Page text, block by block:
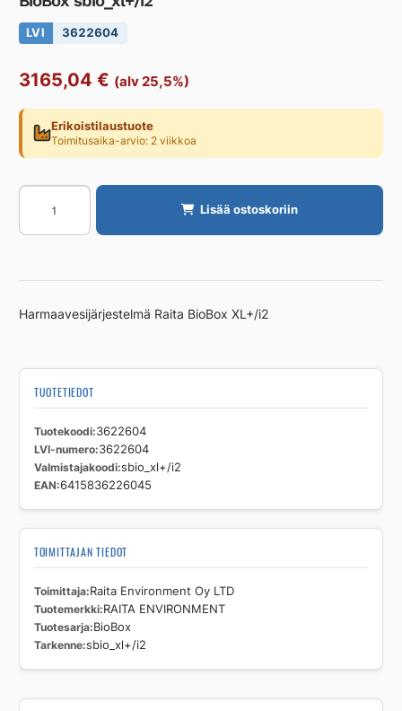
LVI 3622604
3165,04 € (alv 25,5%)
Erikoistilaustuote
Toimitusaika-arvio: 2 viikkoa
Harmaavesijärjestelmä
ENVIRONMENT
sbio_xl+/i2
Lisää ostoskoriin
Harmaavesijärjestelmä Raita BioBox XL+/i2
TUOTETIEDOT
Tuotekoodi 3622604
LVI-numero 3622604
Valmistajakoodi sbio_xl+/i2
EAN 6415836226045
TOIMITTAJAN TIEDOT
Toimittaja Raita Environment Oy LTD
Tuotemerkki RAITA ENVIRONMENT
Tuotesarja BioBox
Tarkenne sbio_xl+/i2